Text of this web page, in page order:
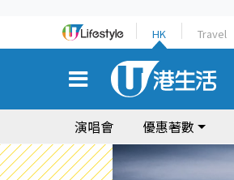
HK Travel
演唱會 優惠著數